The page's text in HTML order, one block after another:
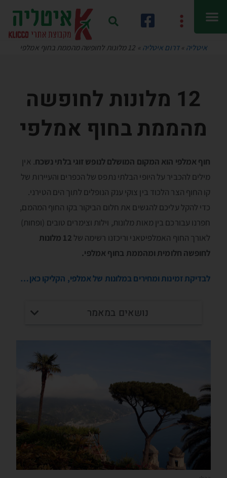
איטליה »דרום איטליה » 12 מלונות לחופשה מהממת בחוף אמלפי
12 מלונות לחופשה
מהממת בחוף אמלפי
חוף אמלפי הוא המקום המושלם לנופש זוגי בלתי נשכח. אין
מילים להכביר על היופי הבלתי נתפס של הכפרים והעיירות של
קו החוף הצר הלכוד בין צוקי ענק הנופלים לתוך הים הטירני.
כדי להקל עליכם להגשים את חלום הביקור בקו החוף המהמם,
חפרנו עבורכם בין מאות מלונות, וילות וצימרים טובים (ופחות)
לאורך החוף האמלפיטאני וריכזנו רשימה של
12 מלונות
לחופשה חלומית ומהממת בחוף אמלפי.
לבדיקת זמינות ומחירים במלונות של אמלפי, הקליקו כאן…
נושאים במאמר